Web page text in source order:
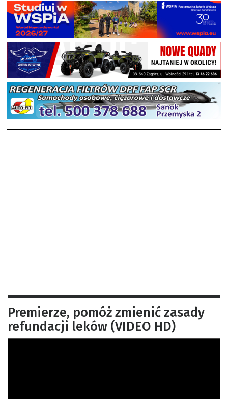
Premierze, pomóż zmienić zasady
refundacji leków (VIDEO HD)